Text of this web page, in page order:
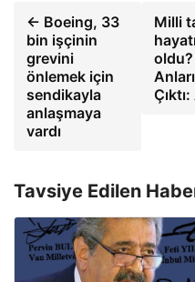
← Boeing, 33
bin işçinin
grevini
önlemek için
sendikayla
anlaşmaya
vardı
Milli
oldu?
Tavsiye Edilen